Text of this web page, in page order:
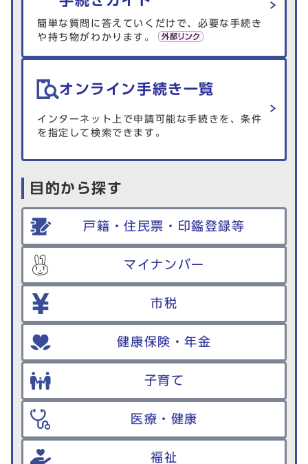
簡単な質問に答えていくだけで、必要な手続き
や持ち物がわかります。
オンライン手続き一覧
インターネット上で申請可能な手続きを、条件
を指定して検索できます。
目的から探す
戸籍・住民票・印鑑登録等
マイナンバー
市税
健康保険・年金
子育て
医療・健康
福祉